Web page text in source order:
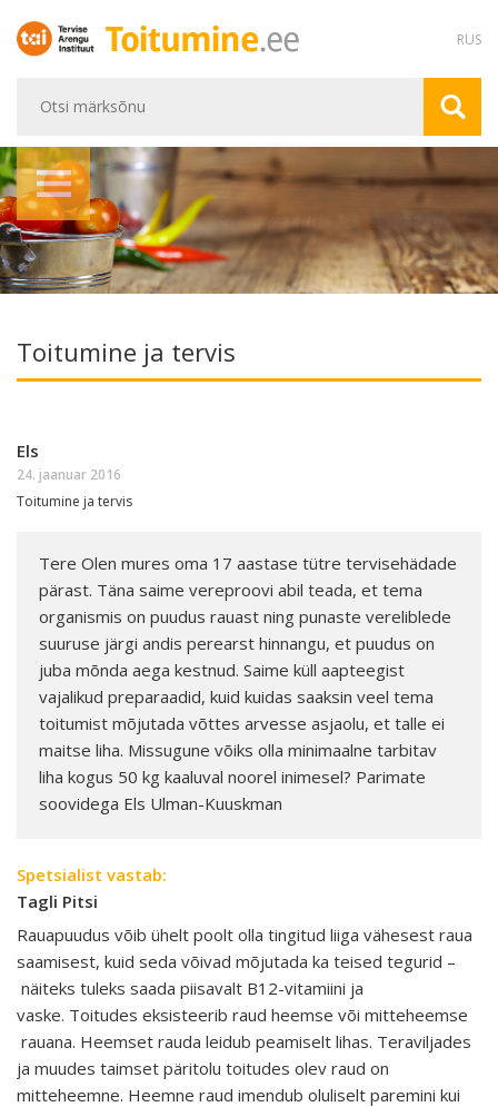
RUS
Toitumine ja tervis
Els
24. jaanuar 2016
Toitumine ja tervis
Tere Olen mures oma 17 aastase tütre tervisehädade
pärast. Täna saime vereproovi abil teada, et tema
organismis on puudus rauast ning punaste vereliblede
suuruse järgi andis perearst hinnangu, et puudus on
juba mõnda aega kestnud. Saime küll aapteegist
vajalikud preparaadid, kuid kuidas saaksin veel tema
toitumist mõjutada võttes arvesse asjaolu, et talle ei
maitse liha. Missugune võiks olla minimaalne tarbitav
liha kogus 50 kg kaaluval noorel inimesel? Parimate
soovidega Els Ulman-Kuuskman
Spetsialist vastab:
Tagli Pitsi
Rauapuudus võib ühelt poolt olla tingitud liiga vähesest raua
saamisest, kuid seda võivad mõjutada ka teised tegurid –
näiteks tuleks saada piisavalt B12-vitamiini ja
vaske. Toitudes eksisteerib raud heemse või mitteheemse
rauana. Heemset rauda leidub peamiselt lihas. Teraviljades
ja muudes taimset päritolu toitudes olev raud on
mitteheemne. Heemne raud imendub oluliselt paremini kui